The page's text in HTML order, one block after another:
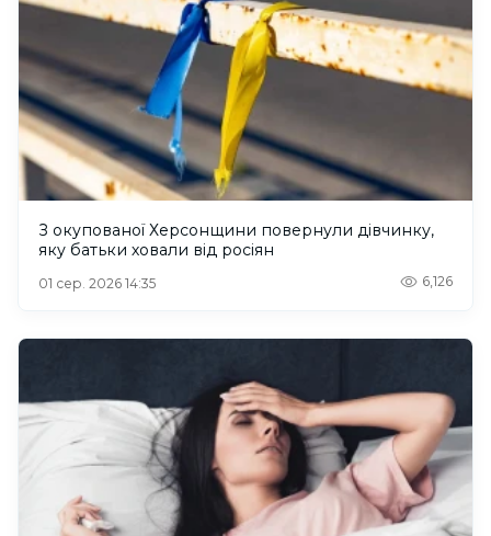
З окупованої Херсонщини повернули дівчинку,
яку батьки ховали від росіян
01 сер. 2026 14:35 6,126